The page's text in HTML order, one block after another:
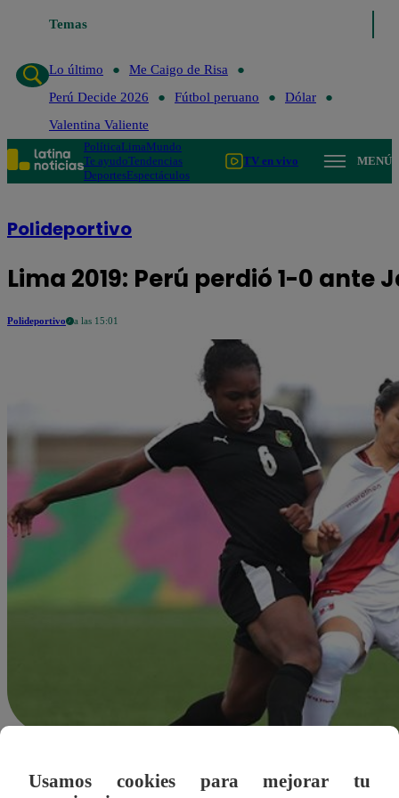
Temas
Lo último
Me Caigo de Risa
Perú Decide 2026
Fútbol peruano
Dólar
Valentina Valiente
PolíticaLimaMundo
Te ayudoTendencias
DeportesEspectáculos
TV en vivo MENÚ
Polideportivo
Lima 2019: Perú perdió 1-0
Polideportivo a las 15:01
06 de agosto 2019
Usamos cookies para mejorar tu